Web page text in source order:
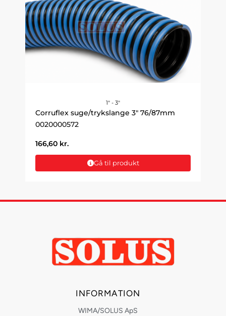
1" - 3"
Corruflex suge/trykslange 3" 76/87mm
0020000572
166,60 kr.
Gå til produkt
INFORMATION
WIMA/SOLUS ApS